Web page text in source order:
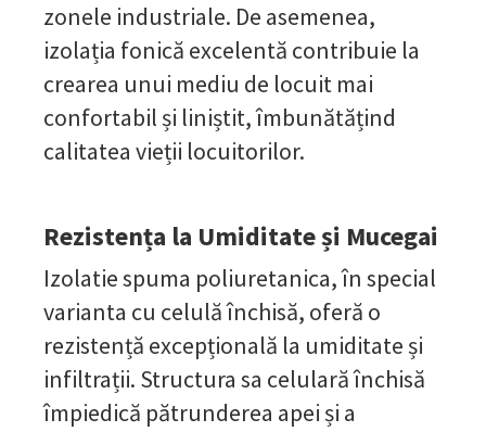
zonele industriale. De asemenea,
izolația fonică excelentă contribuie la
crearea unui mediu de locuit mai
confortabil și liniștit, îmbunătățind
calitatea vieții locuitorilor.
Rezistența la Umiditate și Mucegai
Izolatie spuma poliuretanica, în special
varianta cu celulă închisă, oferă o
rezistență excepțională la umiditate și
infiltrații. Structura sa celulară închisă
împiedică pătrunderea apei și a